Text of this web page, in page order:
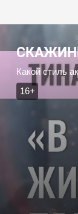
Какой стиль
16+